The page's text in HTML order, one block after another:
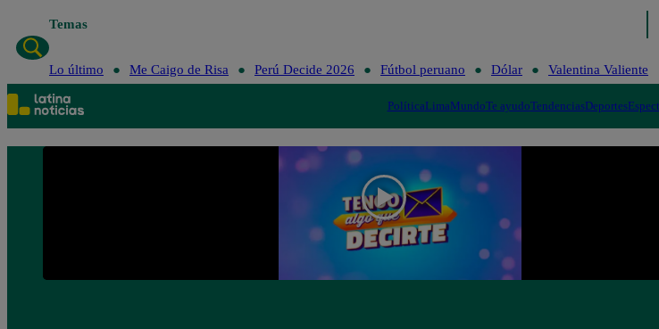
Temas
Lo último Me Caigo de Risa Perú Decide 2026 Fútbol peruano Dólar Valentina Valiente
PolíticaLimaMundoTe ayudoTendenciasDeportes